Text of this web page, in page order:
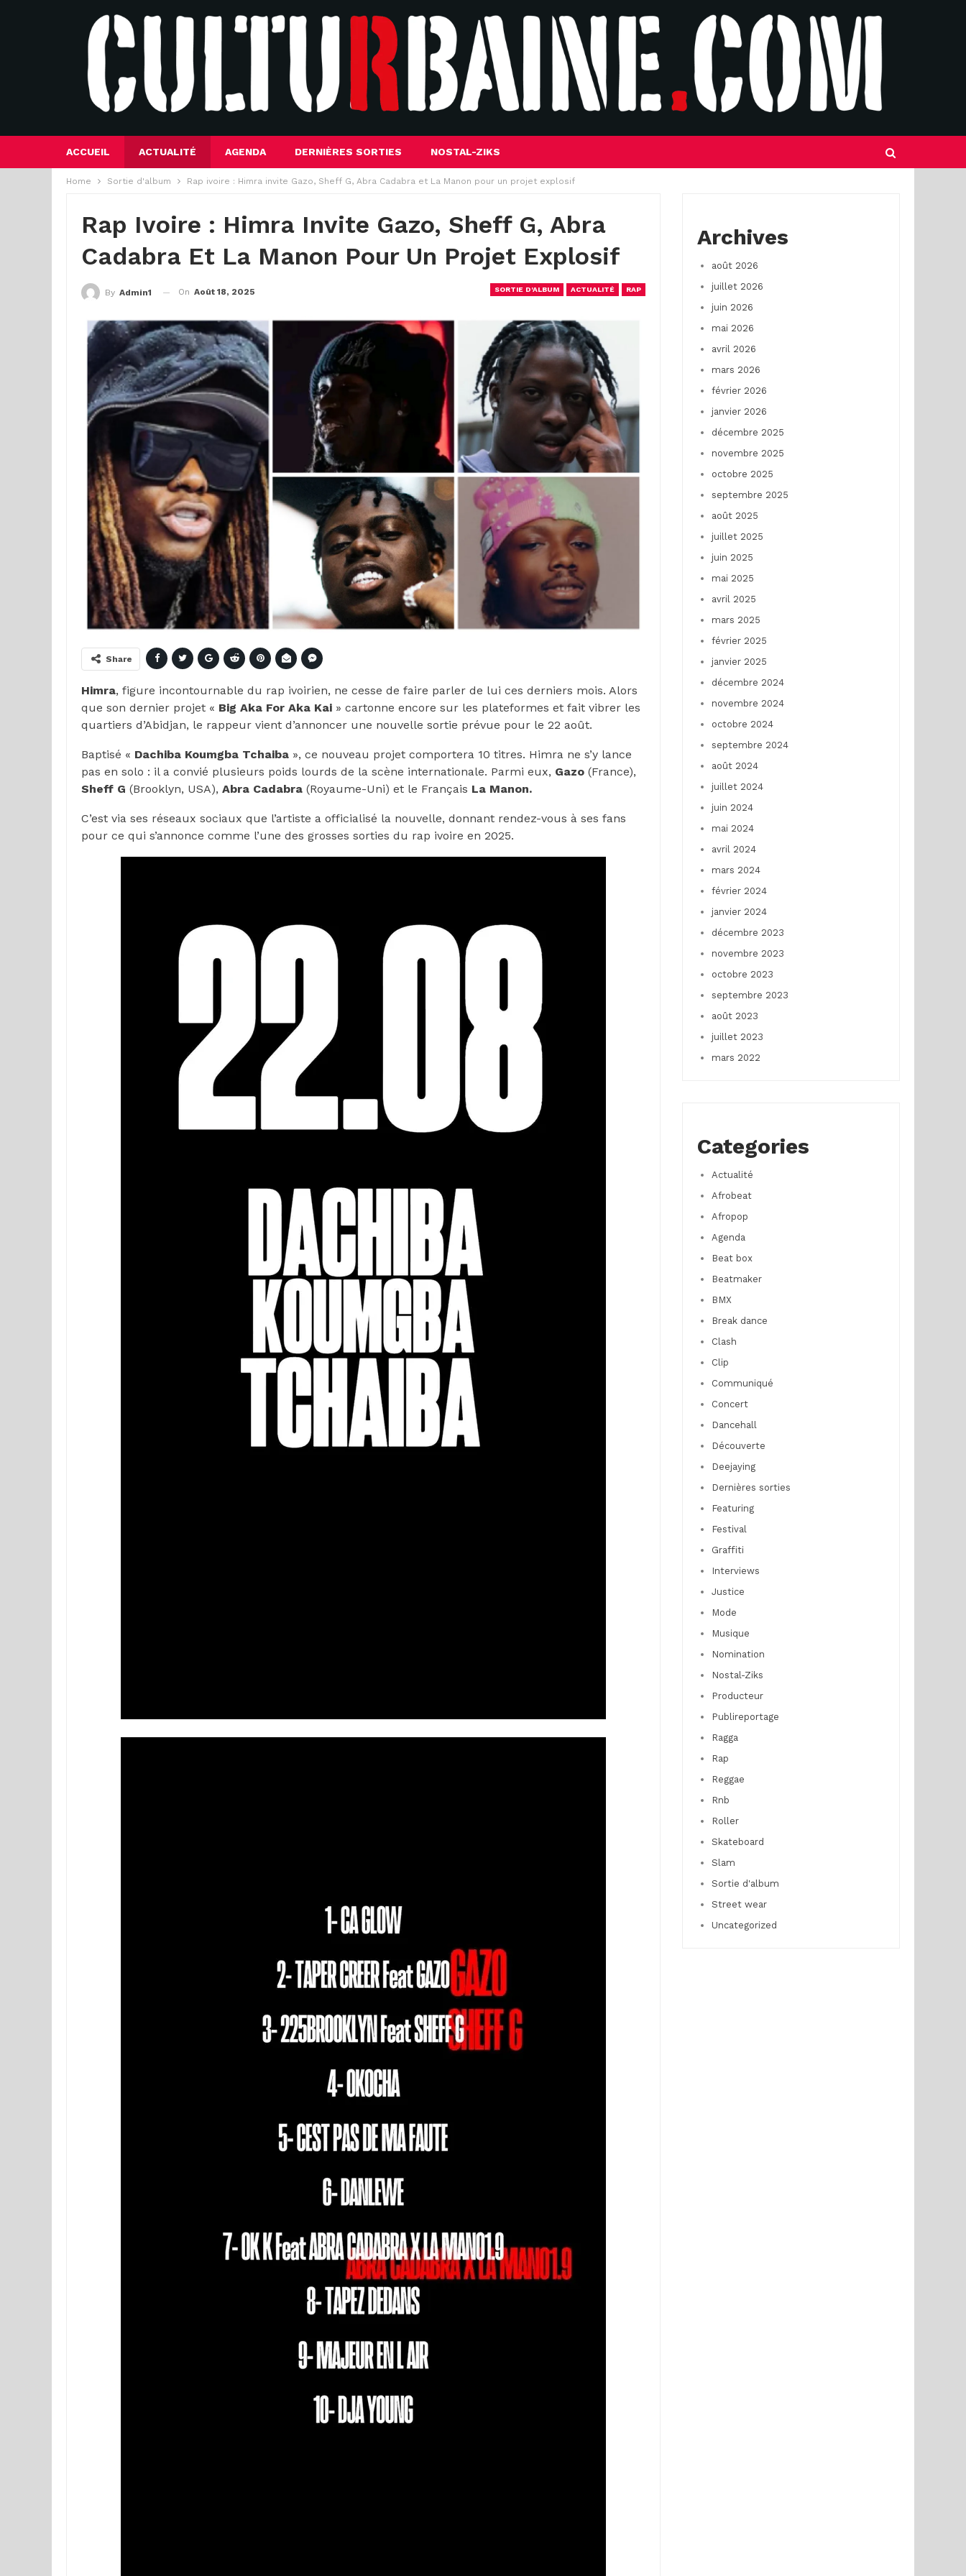
ACCUEIL ACTUALITÉ AGENDA DERNIÈRES SORTIES NOSTAL-ZIKS
Home Sortie d'album Rap ivoire : Himra invite Gazo, Sheff G, Abra Cadabra et La Manon pour un projet explosif
Rap Ivoire : Himra Invite Gazo, Sheff G, Abra
Cadabra Et La Manon Pour Un Projet Explosif
SORTIE D'ALBUM ACTUALITÉ RAP
By Admin1 On Août 18, 2025
Share
Himra, figure incontournable du rap ivoirien, ne cesse de faire parler de lui ces derniers mois. Alors
que son dernier projet « Big Aka For Aka Kai » cartonne encore sur les plateformes et fait vibrer les
quartiers d’Abidjan, le rappeur vient d’annoncer une nouvelle sortie prévue pour le 22 août.
Baptisé « Dachiba Koumgba Tchaiba », ce nouveau projet comportera 10 titres. Himra ne s’y lance
pas en solo : il a convié plusieurs poids lourds de la scène internationale. Parmi eux, Gazo (France),
Sheff G (Brooklyn, USA), Abra Cadabra (Royaume-Uni) et le Français La Manon.
C’est via ses réseaux sociaux que l’artiste a officialisé la nouvelle, donnant rendez-vous à ses fans
pour ce qui s’annonce comme l’une des grosses sorties du rap ivoire en 2025.
Archives
août 2026
juillet 2026
juin 2026
mai 2026
avril 2026
mars 2026
février 2026
janvier 2026
décembre 2025
novembre 2025
octobre 2025
septembre 2025
août 2025
juillet 2025
juin 2025
mai 2025
avril 2025
mars 2025
février 2025
janvier 2025
décembre 2024
novembre 2024
octobre 2024
septembre 2024
août 2024
juillet 2024
juin 2024
mai 2024
avril 2024
mars 2024
février 2024
janvier 2024
décembre 2023
novembre 2023
octobre 2023
septembre 2023
août 2023
juillet 2023
mars 2022
Categories
Actualité
Afrobeat
Afropop
Agenda
Beat box
Beatmaker
BMX
Break dance
Clash
Clip
Communiqué
Concert
Dancehall
Découverte
Deejaying
Dernières sorties
Featuring
Festival
Graffiti
Interviews
Justice
Mode
Musique
Nomination
Nostal-Ziks
Producteur
Publireportage
Ragga
Rap
Reggae
Rnb
Roller
Skateboard
Slam
Sortie d'album
Street wear
Uncategorized